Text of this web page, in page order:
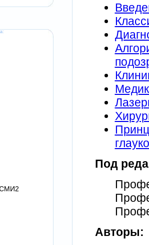
СМИ2
Под
Авторы: